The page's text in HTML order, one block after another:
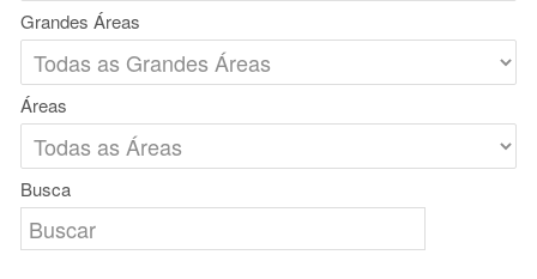
Grandes Áreas
Áreas
Busca